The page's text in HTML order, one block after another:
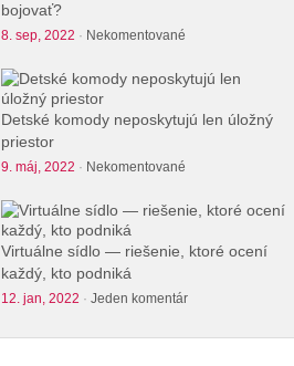
bojovať?
8. sep, 2022 · Nekomentované
Detské komody neposkytujú len úložný
priestor
9. máj, 2022 · Nekomentované
Virtuálne sídlo — riešenie, ktoré ocení
každý, kto podniká
12. jan, 2022 · Jeden komentár